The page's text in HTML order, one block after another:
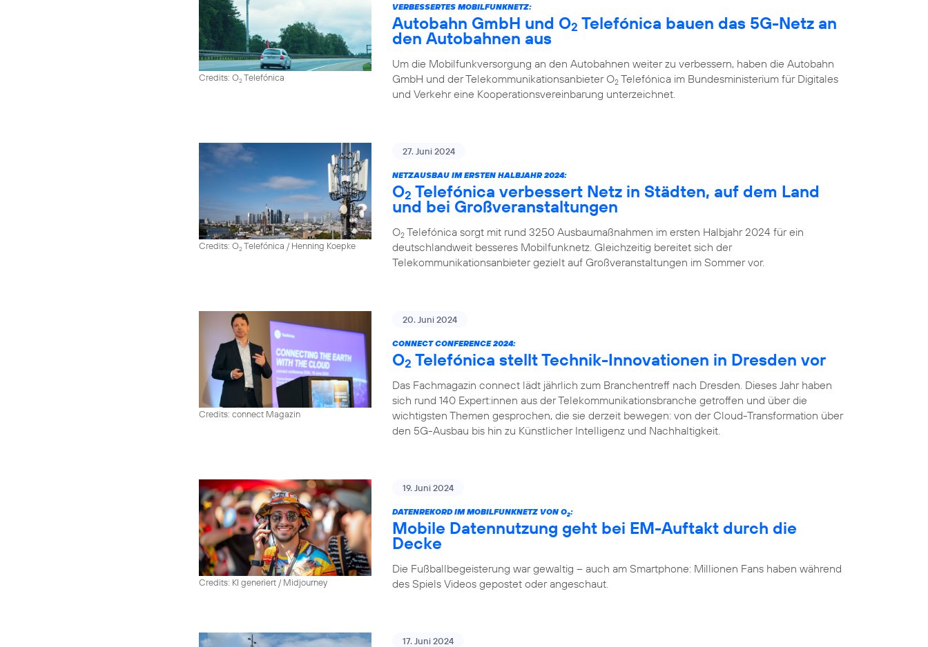
Credits: O2Telefónica
VERBESSERTES MOBILFUNKNETZ:
Autobahn GmbH und O2 Telefónica bauen das 5G-Netz an
den Autobahnen aus
Um die Mobilfunkversorgung an den Autobahnen weiter zu verbessern, haben die Autobahn
GmbH und der Telekommunikationsanbieter O2 Telefónica im Bundesministerium für Digitales
und Verkehr eine Kooperationsvereinbarung unterzeichnet.
Credits: O2Telefónica / Henning Koepke
27. Juni 2024
NETZAUSBAU IM ERSTEN HALBJAHR 2024:
O2 Telefónica verbessert Netz in Städten, auf dem Land
und bei Großveranstaltungen
O2 Telefónica sorgt mit rund 3250 Ausbaumaßnahmen im ersten Halbjahr 2024 für ein
deutschlandweit besseres Mobilfunknetz. Gleichzeitig bereitet sich der
Telekommunikationsanbieter gezielt auf Großveranstaltungen im Sommer vor.
Credits: connect Magazin
20. Juni 2024
CONNECT CONFERENCE 2024:
O2 Telefónica stellt Technik-Innovationen in Dresden vor
Das Fachmagazin connect lädt jährlich zum Branchentreff nach Dresden. Dieses Jahr haben
sich rund 140 Expert:innen aus der Telekommunikationsbranche getroffen und über die
wichtigsten Themen gesprochen, die sie derzeit bewegen: von der Cloud-Transformation über
den 5G-Ausbau bis hin zu Künstlicher Intelligenz und Nachhaltigkeit.
Credits: KI generiert / Midjourney
19. Juni 2024
DATENREKORD IM MOBILFUNKNETZ VON O2:
Mobile Datennutzung geht bei EM-Auftakt durch die
Decke
Die Fußballbegeisterung war gewaltig – auch am Smartphone: Millionen Fans haben während
des Spiels Videos gepostet oder angeschaut.
17. Juni 2024